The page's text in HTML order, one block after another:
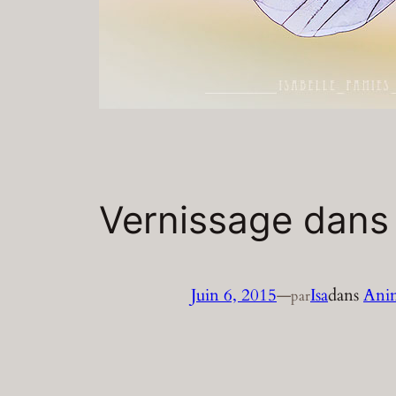
Vernissage
Juin 6, 2015—parIsadans